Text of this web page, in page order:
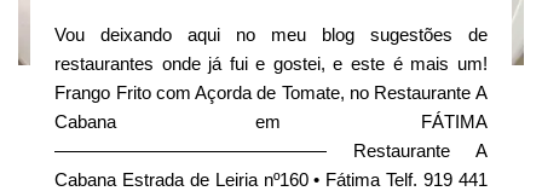
Vou deixando aqui no meu blog sugestões de
restaurantes onde já fui e gostei, e este é mais um!
Frango Frito com Açorda de Tomate, no Restaurante A
Cabana em FÁTIMA
——————————————— Restaurante A
Cabana Estrada de Leiria nº160 • Fátima Telf. 919 441